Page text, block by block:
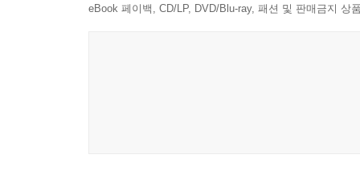
eBook 페이백, CD/LP, DVD/Blu-ray, 패션 및 판매금지 상